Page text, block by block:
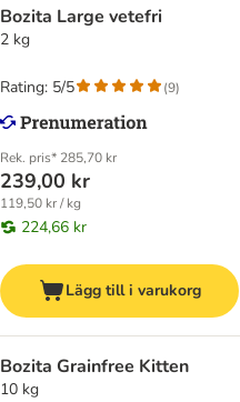
Bozita Large vetefri
2 kg
Rek. pris* 285,70 kr
239,00 kr
119,50 kr / kg
224,66 kr
Rating: 5/5 (9)
Lägg till i varukorg
Bozita Grainfree Kitten
10 kg